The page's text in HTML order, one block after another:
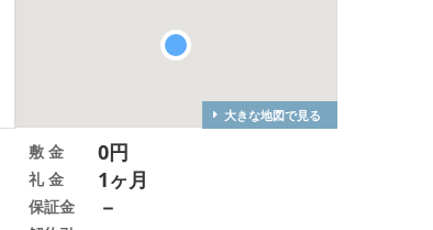
大きな地図で見る
敷 金 0円
礼 金 1ヶ月
保証金 －